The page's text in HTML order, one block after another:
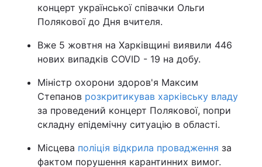
концерт української співачки Ольги
Полякової до Дня вчителя.
Вже 5 жовтня на Харківщині виявили 446
нових випадків COVID - 19 на добу.
Міністр охорони здоров'я Максим
Степанов розкритикував харківську владу
за проведений концерт Полякової, попри
складну епідемічну ситуацію в області.
Місцева поліція відкрила провадження за
фактом порушення карантинних вимог.